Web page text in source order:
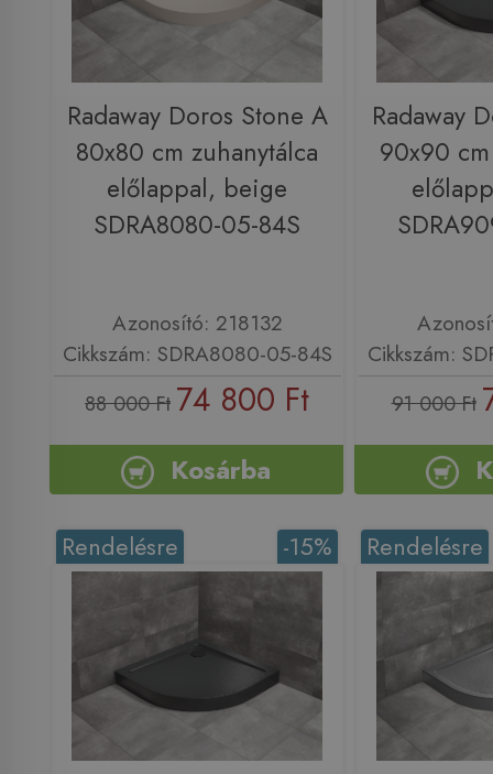
Radaway Doros Stone A
80x80 cm zuhanytálca
előlappal, beige
SDRA8080-05-84S
Azonosító: 218132
Cikkszám: SDRA8080-05-84S
88 000 Ft 74 800 Ft
Kosárba
Radaway
90x90
Cikkszám:
91 000 Ft
-15%
Rendelésre Rendelésre